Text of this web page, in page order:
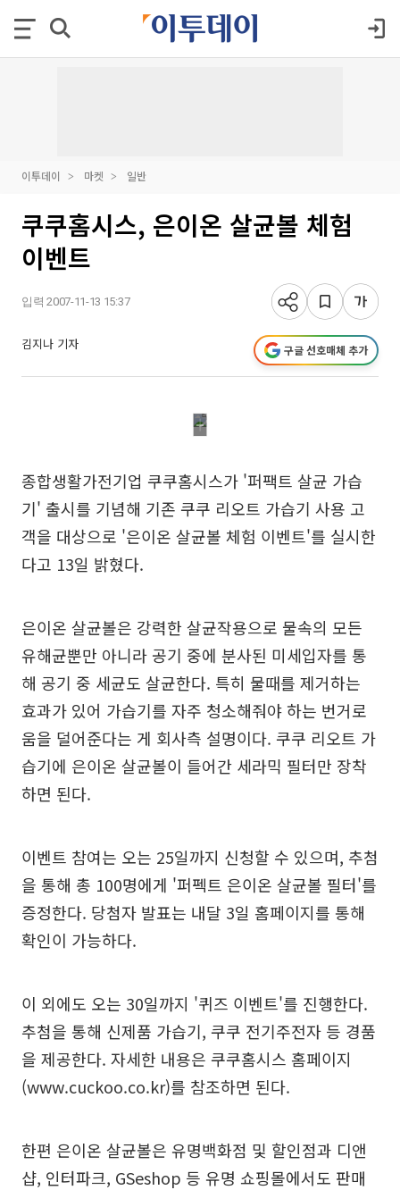
이투데이 마켓 일반
쿠쿠홈시스, 은이온 살균볼 체험
이벤트
입력 2007-11-13 15:37
김지나 기자 구글 선호매체 추가
종합생활가전기업 쿠쿠홈시스가 '퍼팩트 살균 가습
기' 출시를 기념해 기존 쿠쿠 리오트 가습기 사용 고
객을 대상으로 '은이온 살균볼 체험 이벤트'를 실시한
다고 13일 밝혔다.
은이온 살균볼은 강력한 살균작용으로 물속의 모든
유해균뿐만 아니라 공기 중에 분사된 미세입자를 통
해 공기 중 세균도 살균한다. 특히 물때를 제거하는
효과가 있어 가습기를 자주 청소해줘야 하는 번거로
움을 덜어준다는 게 회사측 설명이다. 쿠쿠 리오트 가
습기에 은이온 살균볼이 들어간 세라믹 필터만 장착
하면 된다.
이벤트 참여는 오는 25일까지 신청할 수 있으며, 추첨
을 통해 총 100명에게 '퍼펙트 은이온 살균볼 필터'를
증정한다. 당첨자 발표는 내달 3일 홈페이지를 통해
확인이 가능하다.
이 외에도 오는 30일까지 '퀴즈 이벤트'를 진행한다.
추첨을 통해 신제품 가습기, 쿠쿠 전기주전자 등 경품
을 제공한다. 자세한 내용은 쿠쿠홈시스 홈페이지
(www.cuckoo.co.kr)를 참조하면 된다.
한편 은이온 살균볼은 유명백화점 및 할인점과 디앤
샵, 인터파크, GSeshop 등 유명 쇼핑몰에서도 판매